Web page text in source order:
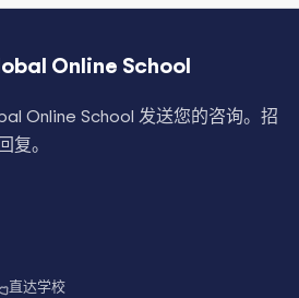
Online School
Online School 发送您的咨询。招
复。
直达学校